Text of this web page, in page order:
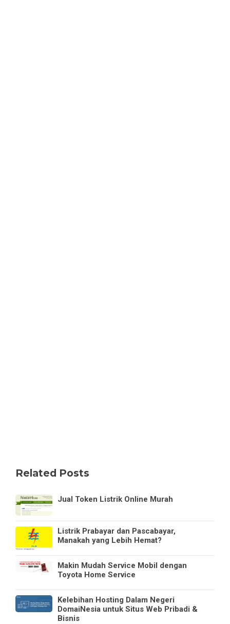
Related Posts
Jual Token Listrik Online Murah
Listrik Prabayar dan Pascabayar,
Manakah yang Lebih Hemat?
Makin Mudah Service Mobil dengan
Toyota Home Service
Kelebihan Hosting Dalam Negeri
DomaiNesia untuk Situs Web Pribadi &
Bisnis